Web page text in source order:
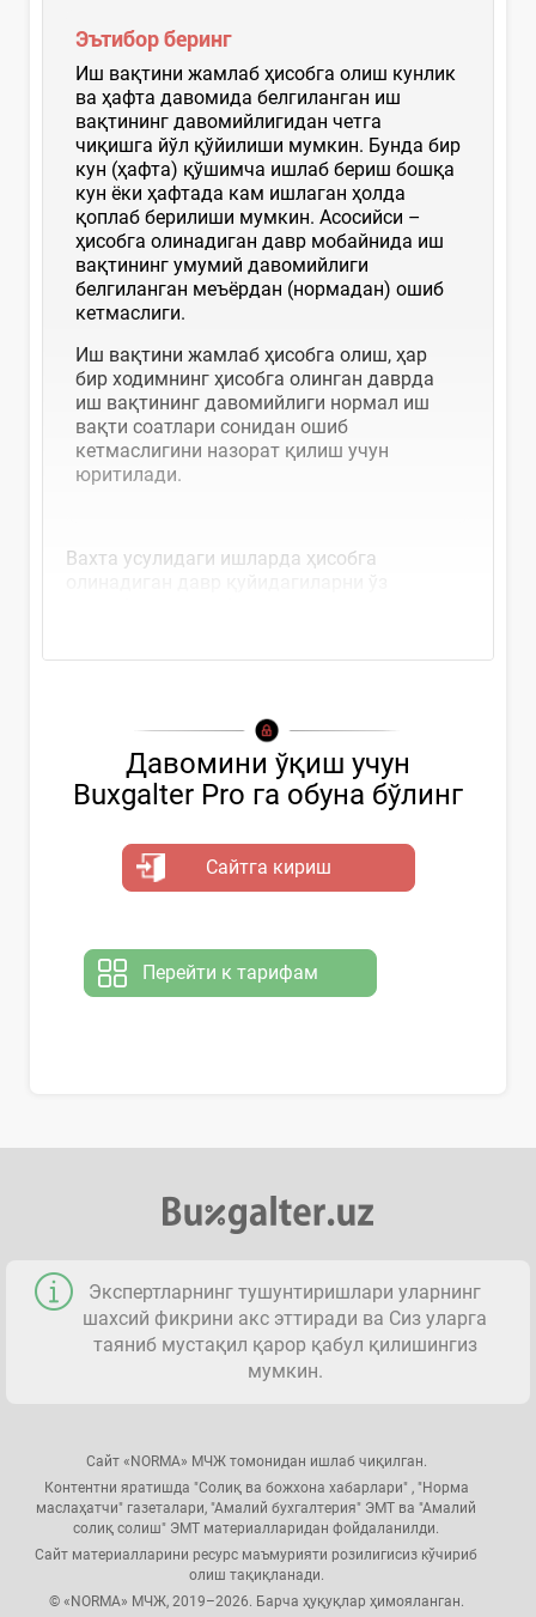
Эътибор беринг
Иш вақтини жамлаб ҳисобга олиш кунлик
ва ҳафта давомида белгиланган иш
вақтининг давомийлигидан четга
чиқишга йўл қўйилиши мумкин. Бунда бир
кун (ҳафта) қўшимча ишлаб бериш бошқа
кун ёки ҳафтада кам ишлаган ҳолда
қоплаб берилиши мумкин. Aсосийси –
ҳисобга олинадиган давр мобайнида иш
вақтининг умумий давомийлиги
белгиланган меъёрдан (нормадан) ошиб
кетмаслиги.
Иш вақтини жамлаб ҳисобга олиш, ҳар
бир ходимнинг ҳисобга олинган даврда
иш вақтининг давомийлиги нормал иш
вақти соатлари сонидан ошиб
кетмаслигини назорат қилиш учун
юритилади.
Вахта усулидаги ишларда ҳисобга
Давомини ўқиш учун
Buxgalter Pro га обуна бўлинг
Сайтга кириш
Перейти к тарифам
Экспертларнинг тушунтиришлари уларнинг
шахсий фикрини акс эттиради ва Сиз уларга
таяниб мустақил қарор қабул қилишингиз
мумкин.
Сайт «NORMA» МЧЖ томонидан ишлаб чиқилган.
Контентни яратишда "Солиқ ва божхона хабарлари" , "Норма
маслаҳатчи" газеталари, "Амалий бухгалтерия" ЭМТ ва "Амалий
солиқ солиш" ЭМТ материалларидан фойдаланилди.
Сайт материалларини ресурс маъмурияти розилигисиз кўчириб
олиш тақиқланади.
© «NORMA» МЧЖ, 2019–2026. Барча ҳуқуқлар ҳимояланган.